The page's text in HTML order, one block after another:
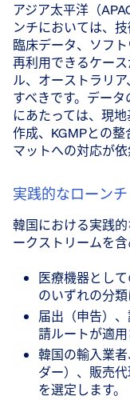
アジア太平洋（
ンチにおいては、
臨床データ、ソフ
再利用できるケー
ル、オーストラリ
すべきです。デー
にあたっては、現
作成、KGMPとの
マットへの対応が依
実践的なローン
韓国における実践
ークストリームを含
医療機器とし
のいずれの分類
届出（申告）
請ルートが適用
韓国の輸入業
ダー）、販売
を選定します。